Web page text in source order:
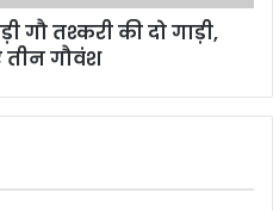
गौ तश्करी की दो गाड़ी,
तीन गौवंश